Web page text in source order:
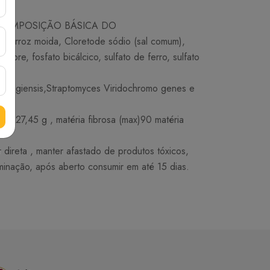
BÁSICA DO
arroz moida, Cloretode sódio (sal comum),
fosfato bicálcico, sulfato de ferro, sulfato
giensis,Straptomyces Viridochromo genes e
g , matéria fibrosa (max)90 matéria
, manter afastado de produtos tóxicos,
após aberto consumir em até 15 dias.